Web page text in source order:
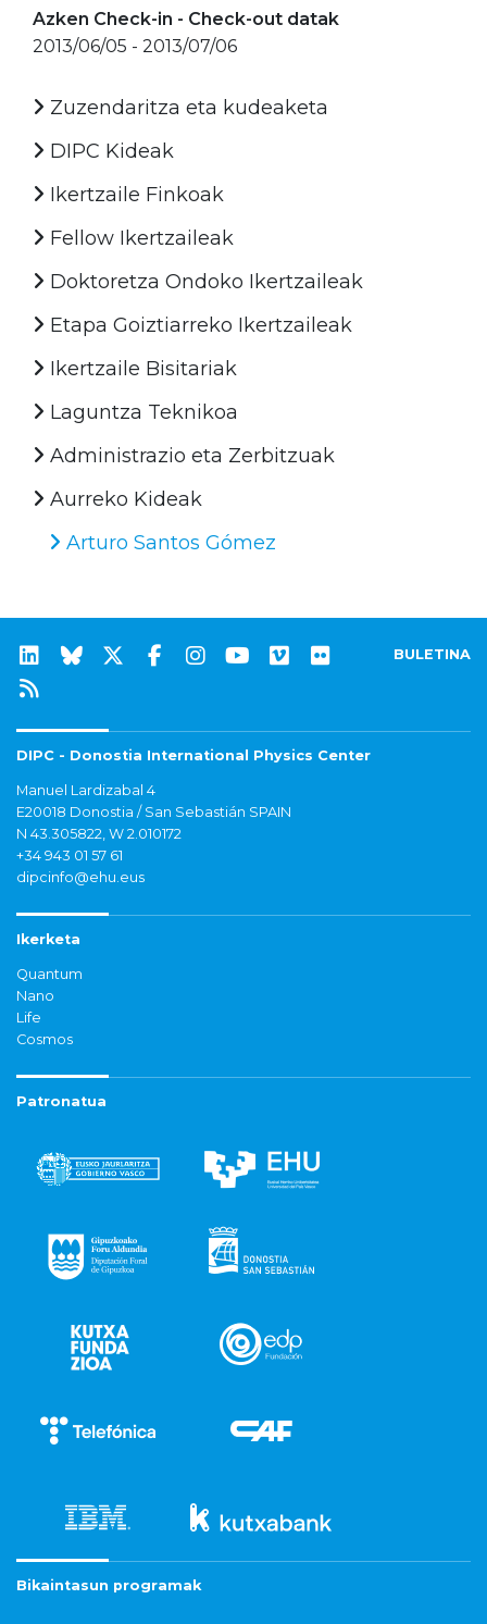
Azken Check-in - Check-out datak
2013/06/05 - 2013/07/06
Zuzendaritza eta kudeaketa
DIPC Kideak
Ikertzaile Finkoak
Fellow Ikertzaileak
Doktoretza Ondoko Ikertzaileak
Etapa Goiztiarreko Ikertzaileak
Ikertzaile Bisitariak
Laguntza Teknikoa
Administrazio eta Zerbitzuak
Aurreko Kideak
Arturo Santos Gómez
BULETINA
DIPC - Donostia International Physics Center
Manuel Lardizabal 4
E20018 Donostia / San Sebastián SPAIN
N 43.305822, W 2.010172
+34 943 01 57 61
dipcinfo@ehu.eus
Ikerketa
Quantum
Nano
Life
Cosmos
Patronatua
Bikaintasun programak